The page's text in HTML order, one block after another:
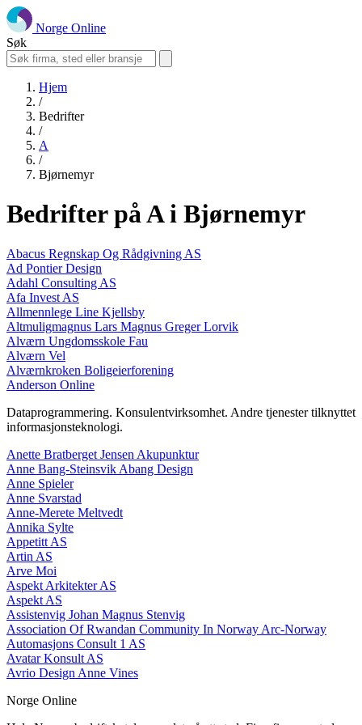
Norge Online
Søk
Hjem
/
Bedrifter
/
A
/
Bjørnemyr
Bedrifter på A i Bjørnemyr
Abacus Regnskap Og Rådgivning AS
Ad Pontier Design
Adahl Consulting AS
Afa Invest AS
Allmennlege Line Kjellsby
Altmuligmagnus Lars Magnus Greger Lorvik
Alværn Ungdomsskole Fau
Alværn Vel
Alværnkroken Boligeierforening
Anderson Online
Dataprogrammering. Konsulentvirksomhet. Andre tjenester tilknyttet
informasjonsteknologi.
Anette Bratberget Jensen Akupunktur
Anne Bang-Steinsvik Abang Design
Anne Spieler
Anne Svarstad
Anne-Merete Meltvedt
Annika Sylte
Appetitt AS
Artin AS
Arve Moi
Aspekt Arkitekter AS
Aspekt AS
Assistenvig Johan Magnus Stenvig
Association Of Rwandan Community In Norway Arc-Norway
Automasjons Consult 1 AS
Avatar Konsult AS
Avrio Design Anne Vines
Norge Online